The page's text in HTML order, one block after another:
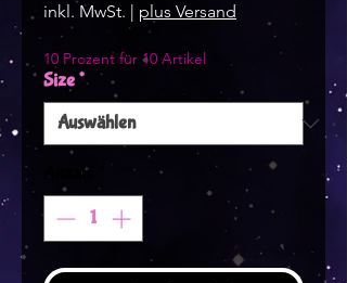
inkl. MwSt. | plus Versand
10 Prozent für 10 Artikel
Size*
Anzahl